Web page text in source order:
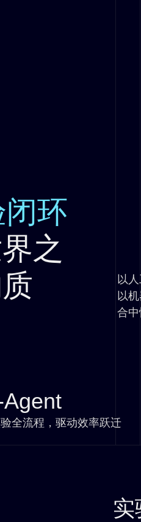
环
之
以
以
合
全流程，驱动效率跃迁
实